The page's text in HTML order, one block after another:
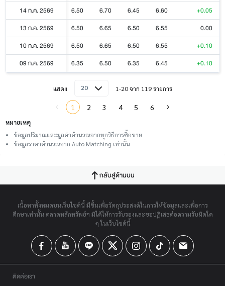
14 ก.ค. 2569
6.50 6.70 6.45 6.60
+0.05
13 ก.ค. 2569
6.50 6.65 6.50 6.55
0.00
10 ก.ค. 2569
6.50 6.65 6.50 6.55
+0.10
09 ก.ค. 2569
6.35 6.50 6.35 6.45 +0.10
แสดง 20 1-20 จาก 119 รายการ
1 2 3 4 5 6
หมายเหตุ
ข้อมูลปริมาณและมูลค่าคำนวณจากทุกวิธีการซื้อขาย
ข้อมูลราคาคำนวณจาก Auto Matching เท่านั้น
กลับสู่ด้านบน
เนื้อหาทั้งหมดบนเว็บไซต์นี้ มีขึ้นเพื่อวัตถุประสงค์ในการให้ข้อมูลและเพื่อการ
ศึกษาเท่านั้น ตลาดหลักทรัพย์ฯ มิได้ให้การรับรองและขอปฏิเสธต่อความรับผิดใด
ๆ ในเว็บไซต์นี้
ติดต่อเรา